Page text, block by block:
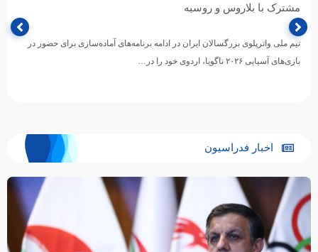
مشترک با بلاروس و روسیه
تیم ملی واترپلوی بزرگسالان ایران در ادامه برنامه‌های آماده‌سازی برای حضور در
بازی‌های آسیایی ۲۰۲۶ ناگویا، اردوی خود را در…
اخبار فدراسیون